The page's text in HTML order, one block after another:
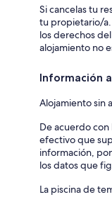
Si cancelas tu
tu propietario/a.
los derechos
alojamiento no
Información
Alojamiento sin
De acuerdo
efectivo que
información,
los datos que
La piscina de